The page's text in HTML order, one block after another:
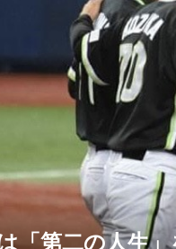
「第二の人生